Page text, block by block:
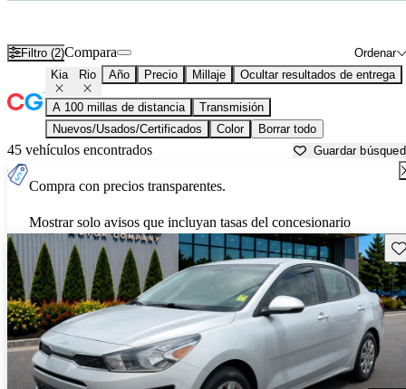
Filtro (2) Ordenar
Compara
Kia Rio Año Precio Millaje Ocultar resultados de entrega
A 100 millas de distancia
Transmisión
Nuevos/Usados/Certificados
Color Borrar todo
45 vehículos encontrados Guardar
Compra con precios transparentes.
Mostrar solo avisos que incluyan tasas del concesionario